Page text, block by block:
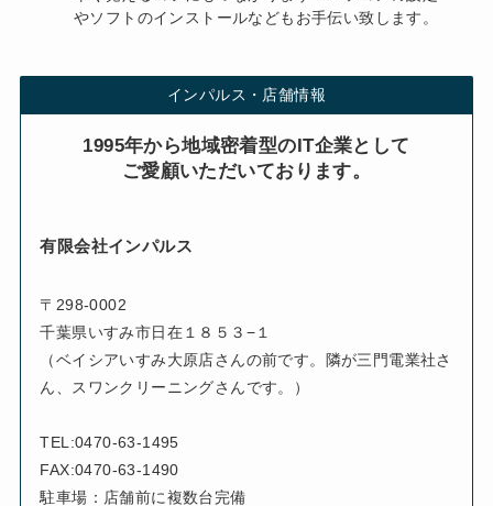
やソフトのインストールなどもお手伝い致します。
インパルス・店舗情報
1995年から地域密着型のIT企業として
ご愛顧いただいております。
有限会社インパルス
〒298-0002
千葉県いすみ市日在１８５３−１
（ベイシアいすみ大原店さんの前です。隣が三門電業社さ
ん、スワンクリーニングさんです。）
TEL:0470-63-1495
FAX:0470-63-1490
駐車場：店舗前に複数台完備